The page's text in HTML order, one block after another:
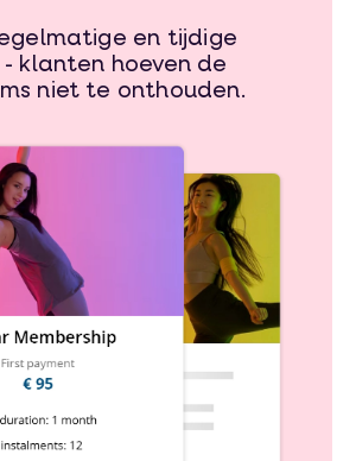
en tijdige
klanten hoeven de
niet te onthouden.